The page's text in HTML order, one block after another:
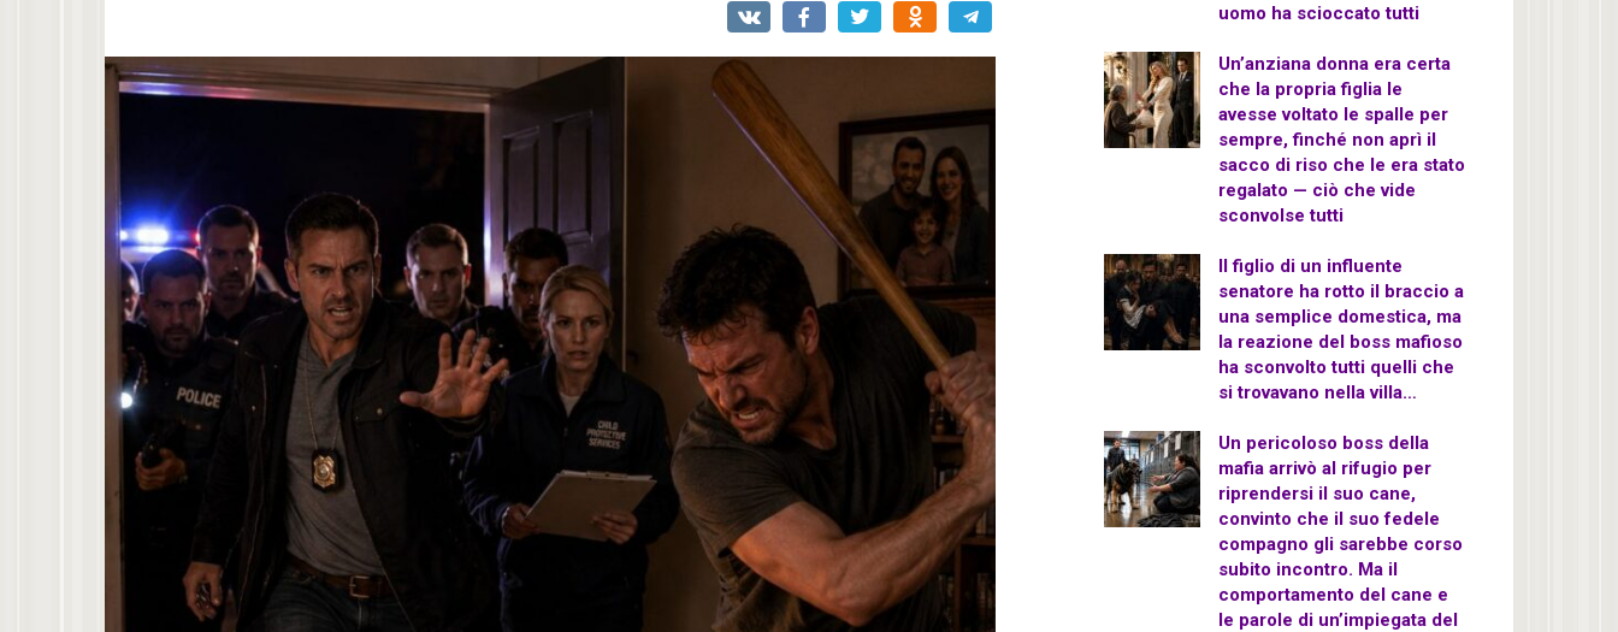
uomo ha scioccato tutti
Un’anziana donna era certa
che la propria figlia le
avesse voltato le spalle per
sempre, finché non aprì il
sacco di riso che le era stato
regalato — ciò che vide
sconvolse tutti
Il figlio di un influente
senatore ha rotto il braccio a
una semplice domestica, ma
la reazione del boss mafioso
ha sconvolto tutti quelli che
si trovavano nella villa…
Un pericoloso boss della
mafia arrivò al rifugio per
riprendersi il suo cane,
convinto che il suo fedele
compagno gli sarebbe corso
subito incontro. Ma il
comportamento del cane e
le parole di un’impiegata del